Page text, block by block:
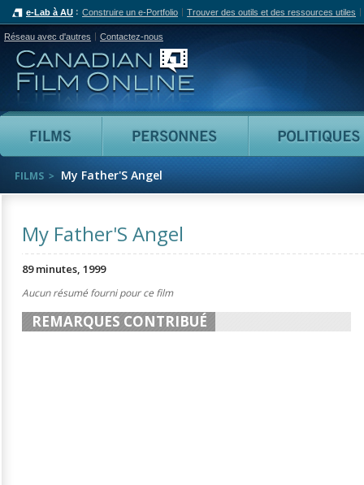
e-Lab à AU Construire un e-Portfolio Trouver des outils et des ressources utiles
Réseau avec d'autres Contactez-nous
Canadian Film Online
Films Personnes
FILMS My Father'S Angel
My Father'S Angel
89 minutes, 1999
Aucun résumé fourni pour ce film
REMARQUES CONTRIBUÉ